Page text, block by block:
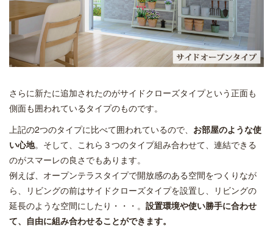
さらに新たに追加されたのがサイドクローズタイプという正面も
側面も囲われているタイプのものです。
上記の2つのタイプに比べて囲われているので、 お部屋のような使
い心地。そして、これら３つのタイプ組み合わせて、連結できる
のがスマーレの良さでもあります。
例えば、オープンテラスタイプで開放感のある空間をつくりなが
ら、リビングの前はサイドクローズタイプを設置し、リビングの
延長のような空間にしたり・・・。 設置環境や使い勝手に合わせ
て、自由に組み合わせることができます。